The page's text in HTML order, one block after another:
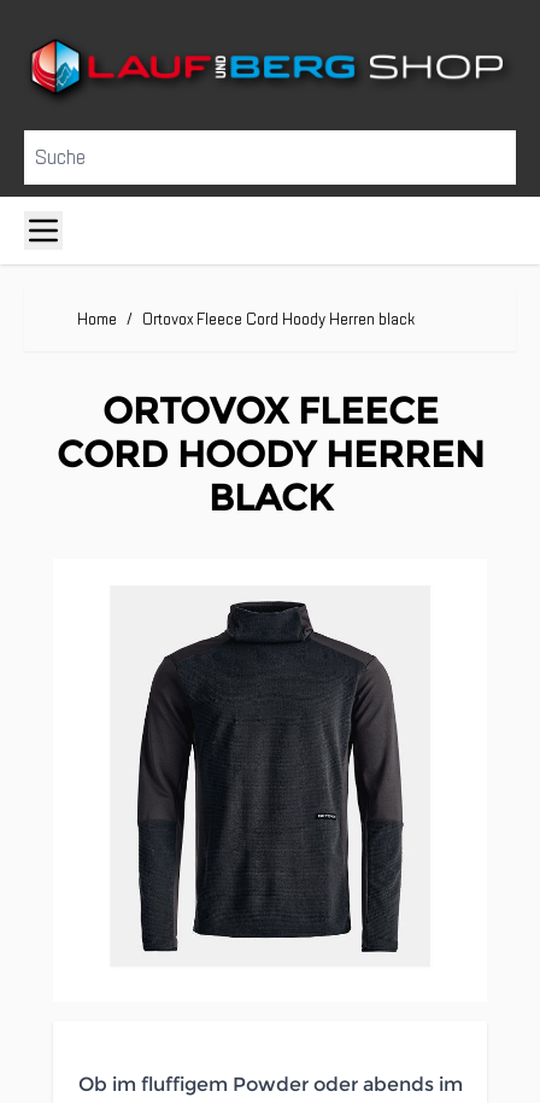
Suche
Home / Ortovox Fleece Cord Hoody Herren black
ORTOVOX FLEECE
CORD HOODY HERREN
BLACK
Ob im fluffigem Powder oder abends im